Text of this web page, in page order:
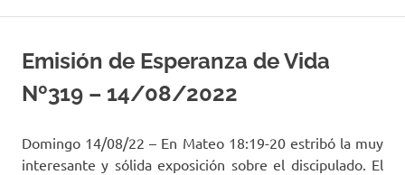
contenido
Valencia
Emisión de Esperanza de Vida
Nº319 – 14/08/2022
Domingo 14/08/22 – En Mateo 18:19-20 estribó la muy
interesante y sólida exposición sobre el discipulado. El